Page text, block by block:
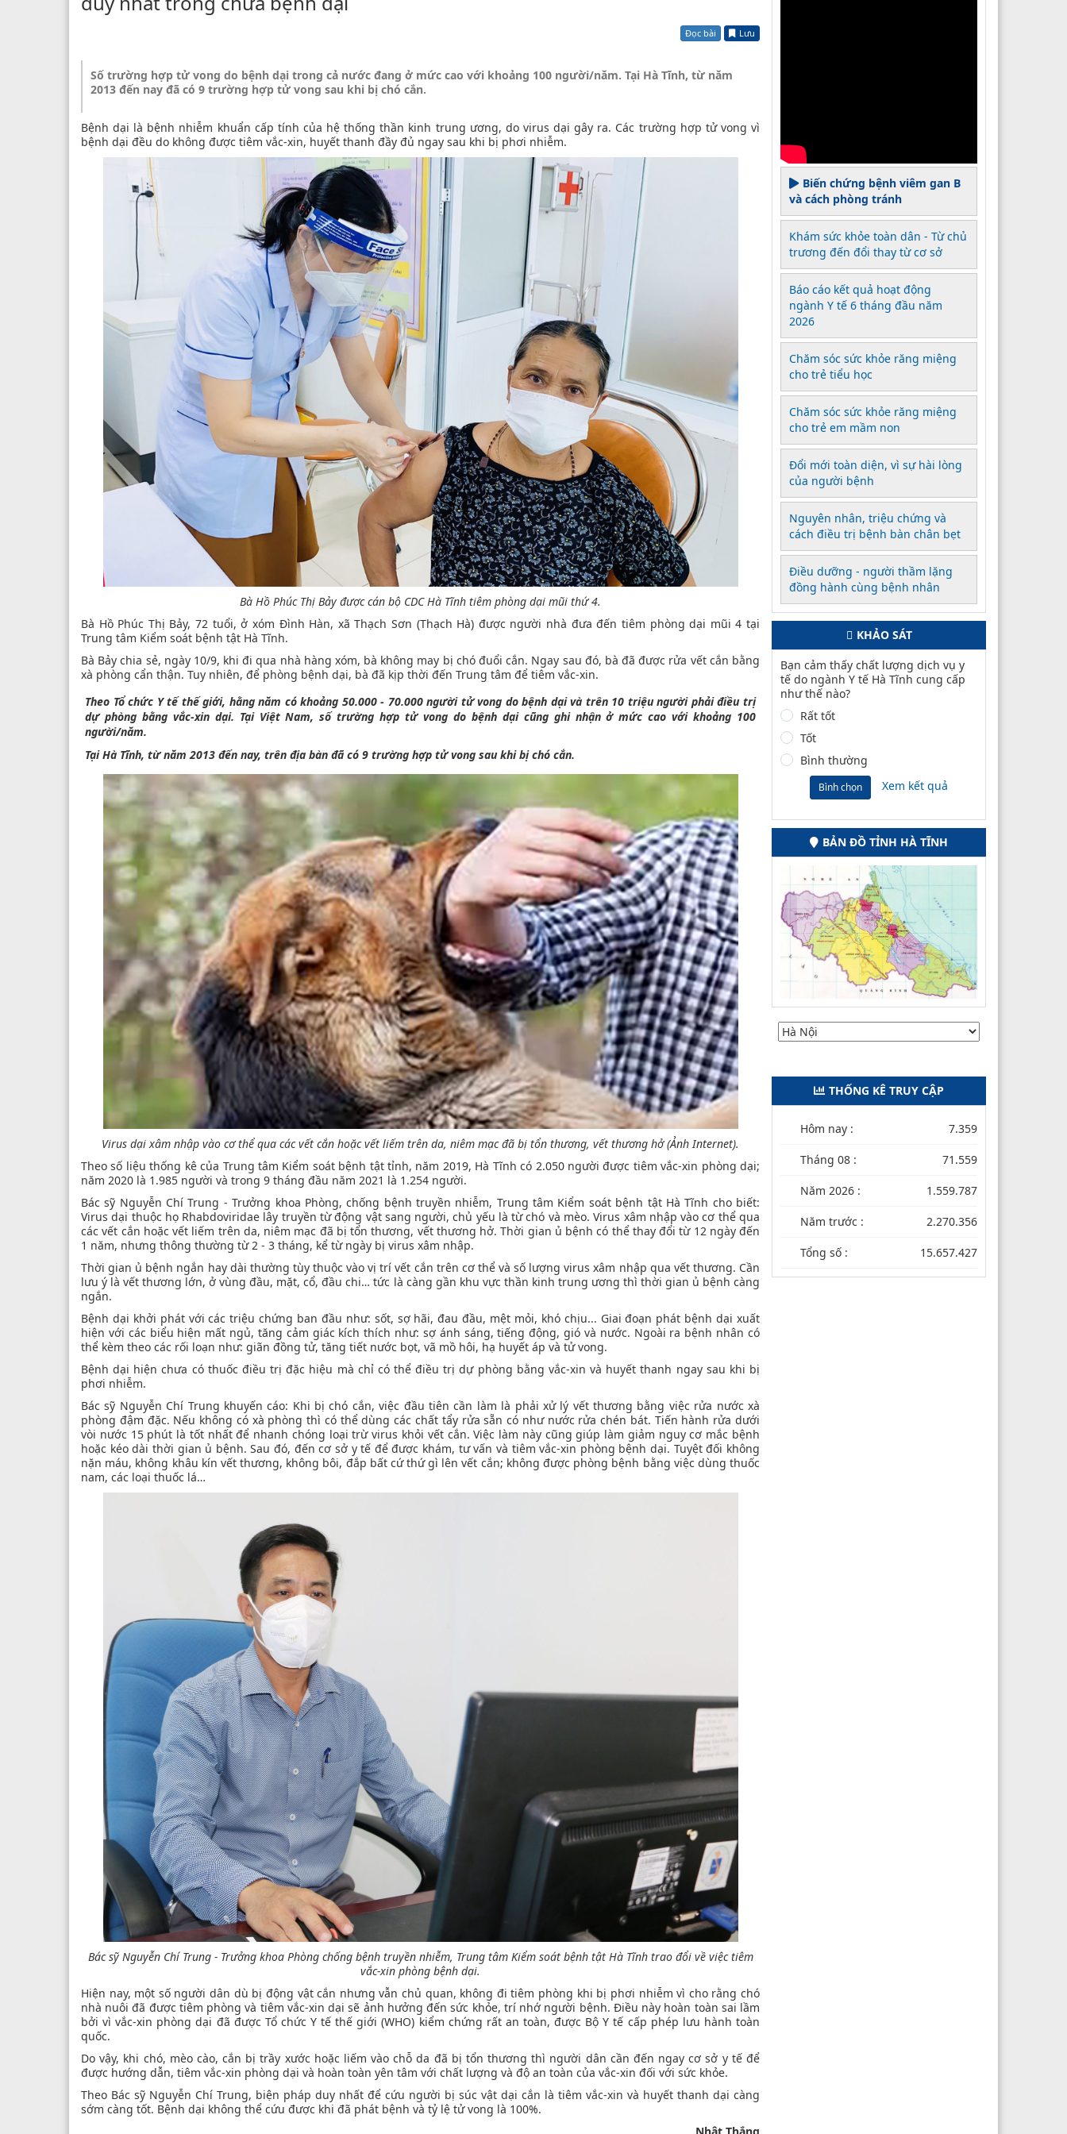
Đọc bài Lưu
Số trường hợp tử vong do bệnh dại trong cả nước đang ở mức cao với khoảng 100 người/năm. Tại Hà Tĩnh, từ năm
2013 đến nay đã có 9 trường hợp tử vong sau khi bị chó cắn.
Bệnh dại là bệnh nhiễm khuẩn cấp tính của hệ thống thần kinh trung ương, do virus dại gây ra. Các trường hợp tử vong vì
bệnh dại đều do không được tiêm vắc-xin, huyết thanh đầy đủ ngay sau khi bị phơi nhiễm.
Bà Hồ Phúc Thị Bảy được cán bộ CDC Hà Tĩnh tiêm phòng dại mũi thứ 4.
Bà Hồ Phúc Thị Bảy, 72 tuổi, ở xóm Đình Hàn, xã Thạch Sơn (Thạch Hà) được người nhà đưa đến tiêm phòng dại mũi 4 tại
Trung tâm Kiểm soát bệnh tật Hà Tĩnh.
Bà Bảy chia sẻ, ngày 10/9, khi đi qua nhà hàng xóm, bà không may bị chó đuổi cắn. Ngay sau đó, bà đã được rửa vết cắn bằng
xà phòng cẩn thận. Tuy nhiên, để phòng bệnh dại, bà đã kịp thời đến Trung tâm để tiêm vắc-xin.
Theo Tổ chức Y tế thế giới, hằng năm có khoảng 50.000 - 70.000 người tử vong do bệnh dại và trên 10 triệu người phải điều trị
dự phòng bằng vắc-xin dại. Tại Việt Nam, số trường hợp tử vong do bệnh dại cũng ghi nhận ở mức cao với khoảng 100
người/năm.
Tại Hà Tĩnh, từ năm 2013 đến nay, trên địa bàn đã có 9 trường hợp tử vong sau khi bị chó cắn.
Virus dại xâm nhập vào cơ thể qua các vết cắn hoặc vết liếm trên da, niêm mạc đã bị tổn thương, vết thương hở(Ảnh Internet).
Theo số liệu thống kê của Trung tâm Kiểm soát bệnh tật tỉnh, năm 2019, Hà Tĩnh có 2.050 người được tiêm vắc-xin phòng dại;
năm 2020 là 1.985 người và trong 9 tháng đầu năm 2021 là 1.254 người.
Bác sỹ Nguyễn Chí Trung - Trưởng khoa Phòng, chống bệnh truyền nhiễm, Trung tâm Kiểm soát bệnh tật Hà Tĩnh cho biết:
Virus dại thuộc họ Rhabdoviridae lây truyền từ động vật sang người, chủ yếu là từ chó và mèo. Virus xâm nhập vào cơ thể qua
các vết cắn hoặc vết liếm trên da, niêm mạc đã bị tổn thương, vết thương hở. Thời gian ủ bệnh có thể thay đổi từ 12 ngày đến
1 năm, nhưng thông thường từ 2 - 3 tháng, kể từ ngày bị virus xâm nhập.
Thời gian ủ bệnh ngắn hay dài thường tùy thuộc vào vị trí vết cắn trên cơ thể và số lượng virus xâm nhập qua vết thương. Cần
lưu ý là vết thương lớn, ở vùng đầu, mặt, cổ, đầu chi… tức là càng gần khu vực thần kinh trung ương thì thời gian ủ bệnh càng
ngắn.
Bệnh dại khởi phát với các triệu chứng ban đầu như: sốt, sợ hãi, đau đầu, mệt mỏi, khó chịu... Giai đoạn phát bệnh dại xuất
hiện với các biểu hiện mất ngủ, tăng cảm giác kích thích như: sợ ánh sáng, tiếng động, gió và nước. Ngoài ra bệnh nhân có
thể kèm theo các rối loạn như: giãn đồng tử, tăng tiết nước bọt, vã mồ hôi, hạ huyết áp và tử vong.
Bệnh dại hiện chưa có thuốc điều trị đặc hiệu mà chỉ có thể điều trị dự phòng bằng vắc-xin và huyết thanh ngay sau khi bị
phơi nhiễm.
Bác sỹ Nguyễn Chí Trung khuyến cáo: Khi bị chó cắn, việc đầu tiên cần làm là phải xử lý vết thương bằng việc rửa nước xà
phòng đậm đặc. Nếu không có xà phòng thì có thể dùng các chất tẩy rửa sẵn có như nước rửa chén bát. Tiến hành rửa dưới
vòi nước 15 phút là tốt nhất để nhanh chóng loại trừ virus khỏi vết cắn. Việc làm này cũng giúp làm giảm nguy cơ mắc bệnh
hoặc kéo dài thời gian ủ bệnh. Sau đó, đến cơ sở y tế để được khám, tư vấn và tiêm vắc-xin phòng bệnh dại. Tuyệt đối không
nặn máu, không khâu kín vết thương, không bôi, đắp bất cứ thứ gì lên vết cắn; không được phòng bệnh bằng việc dùng thuốc
nam, các loại thuốc lá…
Bác sỹ Nguyễn Chí Trung - Trưởng khoa Phòng chống bệnh truyền nhiễm, Trung tâm Kiểm soát bệnh tật Hà Tĩnh trao đổi về việc tiêm
vắc-xin phòng bệnh dại.
Hiện nay, một số người dân dù bị động vật cắn nhưng vẫn chủ quan, không đi tiêm phòng khi bị phơi nhiễm vì cho rằng chó
nhà nuôi đã được tiêm phòng và tiêm vắc-xin dại sẽ ảnh hưởng đến sức khỏe, trí nhớ người bệnh. Điều này hoàn toàn sai lầm
bởi vì vắc-xin phòng dại đã được Tổ chức Y tế thế giới (WHO) kiểm chứng rất an toàn, được Bộ Y tế cấp phép lưu hành toàn
quốc.
Do vậy, khi chó, mèo cào, cắn bị trầy xước hoặc liếm vào chỗ da đã bị tổn thương thì người dân cần đến ngay cơ sở y tế để
được hướng dẫn, tiêm vắc-xin phòng dại và hoàn toàn yên tâm với chất lượng và độ an toàn của vắc-xin đối với sức khỏe.
Theo Bác sỹ Nguyễn Chí Trung, biện pháp duy nhất để cứu người bị súc vật dại cắn là tiêm vắc-xin và huyết thanh dại càng
sớm càng tốt. Bệnh dại không thể cứu được khi đã phát bệnh và tỷ lệ tử vong là 100%.
Nhật Thắng
Biến chứng bệnh viêm gan B
và cách phòng tránh
Khám sức khỏe toàn dân - Từ chủ
trương đến đổi thay từ cơ sở
Báo cáo kết quả hoạt động
ngành Y tế 6 tháng đầu năm
2026
Chăm sóc sức khỏe răng miệng
cho trẻ tiểu học
Chăm sóc sức khỏe răng miệng
cho trẻ em mầm non
Đổi mới toàn diện, vì sự hài lòng
của người bệnh
Nguyên nhân, triệu chứng và
cách điều trị bệnh bàn chân bẹt
Điều dưỡng - người thầm lặng
đồng hành cùng bệnh nhân
KHẢO SÁT
Bạn cảm thấy chất lượng dịch vụ y
tế do ngành Y tế Hà Tĩnh cung cấp
như thế nào?
Rất tốt
Tốt
Bình thường
Bình chọn Xem kết quả
BẢN ĐỒ TỈNH HÀ TĨNH
THỐNG KÊ TRUY CẬP
Hôm nay : 7.359
Tháng 08 : 71.559
Năm 2026 : 1.559.787
Năm trước : 2.270.356
Tổng số : 15.657.427